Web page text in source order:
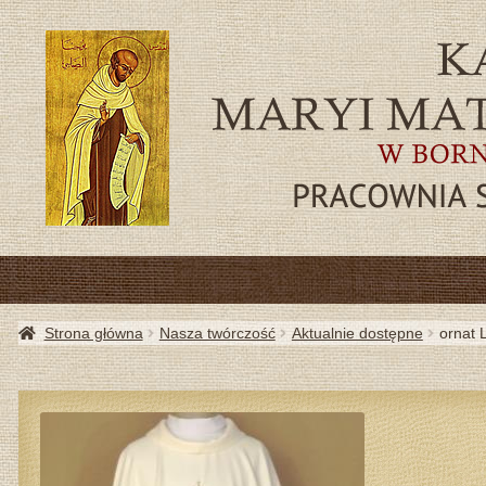
Strona główna Nasza twórczość Aktualnie dostępne ornat